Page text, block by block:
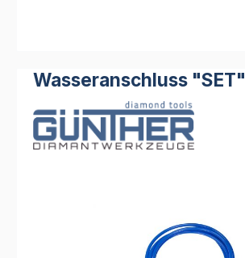
Wasseranschluss "SET"